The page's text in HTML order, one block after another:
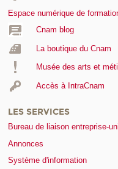
Espace numérique de
Cnam blog
La boutique du Cnam
Musée des arts et
Accès à IntraCnam
LES SERVICES
Bureau de liaison entreprise-
Annonces
Système d'information